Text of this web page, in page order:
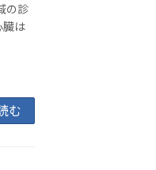
の診
臓は
む